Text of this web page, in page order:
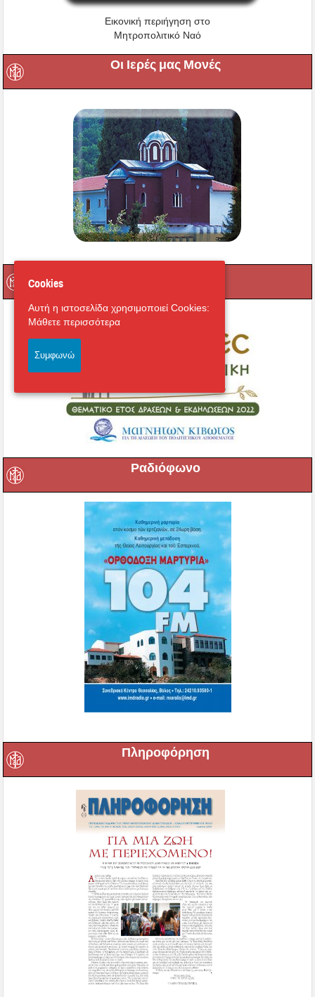
Εικονική περιήγηση στο
Μητροπολιτικό Ναό
Οι Ιερές μας Μονές
Ραδιόφωνο
Πληροφόρηση
Cookies
Αυτή η ιστοσελίδα χρησιμοποιεί Cookies:
Μάθετε περισσότερα
Συμφωνώ